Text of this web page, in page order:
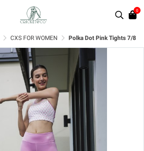
0
CXS FOR WOMEN Polka Dot Pink Tights 7/8